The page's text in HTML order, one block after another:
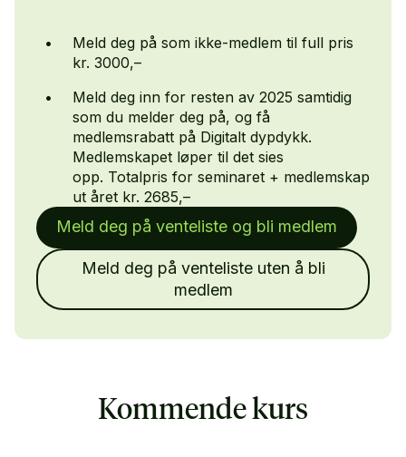
Meld deg på som ikke-medlem til full pris
kr. 3000,–
Meld deg inn for resten av 2025 samtidig
som du melder deg på, og få
medlemsrabatt på Digitalt dypdykk.
Medlemskapet løper til det sies
opp. Totalpris for seminaret + medlemskap
ut året kr. 2685,–
Meld deg på venteliste og bli medlem
Meld deg på venteliste uten å bli
medlem
Kommende kurs